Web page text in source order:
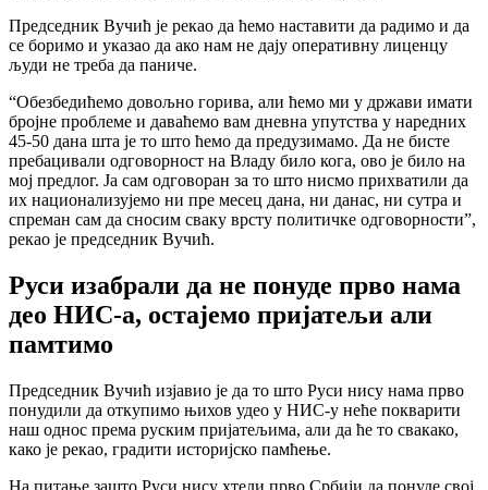
Председник Вучић је рекао да ћемо наставити да радимо и да
се боримо и указао да ако нам не дају оперативну лиценцу
људи не треба да паниче.
“Обезбедићемо довољно горива, али ћемо ми у држави имати
бројне проблеме и даваћемо вам дневна упутства у наредних
45-50 дана шта је то што ћемо да предузимамо. Да не бисте
пребацивали одговорност на Владу било кога, ово је било на
мој предлог. Ја сам одговоран за то што нисмо прихватили да
их национализујемо ни пре месец дана, ни данас, ни сутра и
спреман сам да сносим сваку врсту политичке одговорности”,
рекао је председник Вучић.
Руси изабрали да не понуде прво нама
део НИС-а, остајемо пријатељи али
памтимо
Председник Вучић изјавио је да то што Руси нису нама прво
понудили да откупимо њихов удео у НИС-у неће покварити
наш однос према руским пријатељима, али да ће то свакако,
како је рекао, градити историјско памћење.